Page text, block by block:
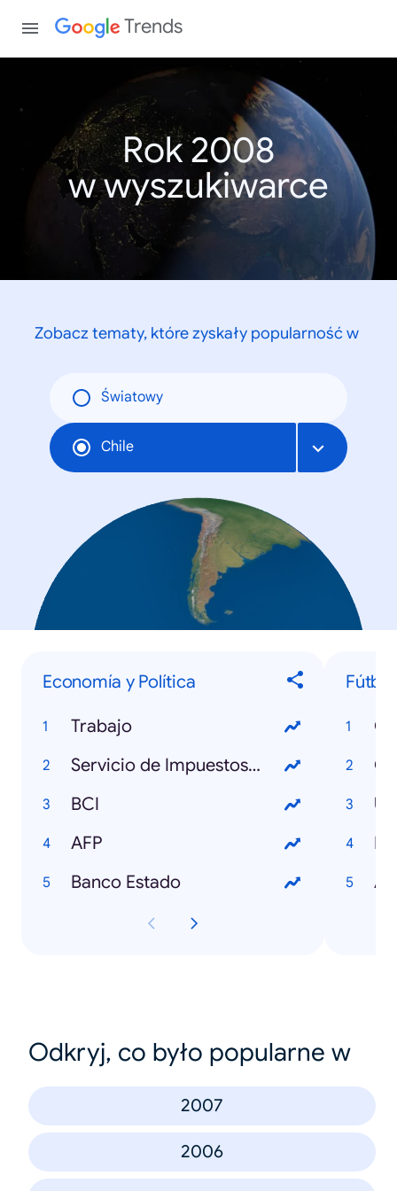
Trends
Rok 2008
w wyszukiwarce
Zobacz tematy, które zyskały popularność w
Światowy
Chile
Economía y Política
Trabajo
Servicio de Impuestos Internos
BCI
AFP
Banco Estado
Fútbol
Odkryj, co było popularne w
2007
2006